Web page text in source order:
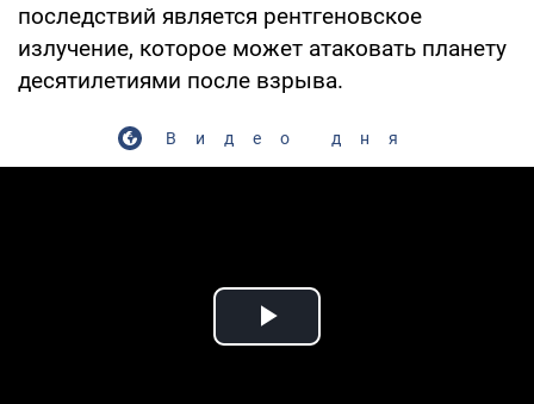
последствий является рентгеновское
излучение, которое может атаковать планету
десятилетиями после взрыва.
Видео дня
Play Video